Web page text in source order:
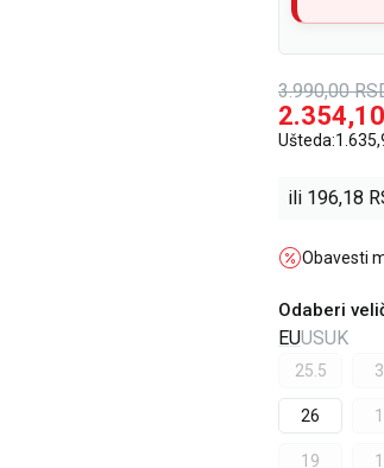
3.990,00
2.354,10
Ušteda:
ili 196,18
Obavesti
Odaberi
EUUSUK
25.5
26
19